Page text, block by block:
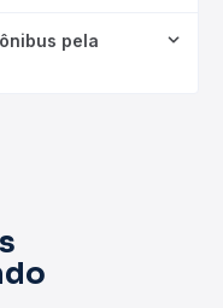
pela